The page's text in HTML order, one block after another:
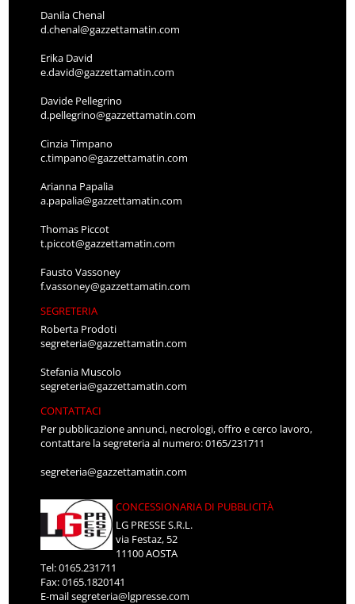
Danila Chenal
d.chenal@gazzettamatin.com
Erika David
e.david@gazzettamatin.com
Davide Pellegrino
d.pellegrino@gazzettamatin.com
Cinzia Timpano
c.timpano@gazzettamatin.com
Arianna Papalia
a.papalia@gazzettamatin.com
Thomas Piccot
t.piccot@gazzettamatin.com
Fausto Vassoney
f.vassoney@gazzettamatin.com
SEGRETERIA
Roberta Prodoti
segreteria@gazzettamatin.com
Stefania Muscolo
segreteria@gazzettamatin.com
CONTATTACI
Per pubblicazione annunci, necrologi, offro e cerco lavoro,
contattare la segreteria al numero: 0165/231711
segreteria@gazzettamatin.com
CONCESSIONARIA DI PUBBLICITÀ
LG PRESSE S.R.L.
via Festaz, 52
11100 AOSTA
Tel: 0165.231711
Fax: 0165.1820141
E-mailsegreteria@lgpresse.com